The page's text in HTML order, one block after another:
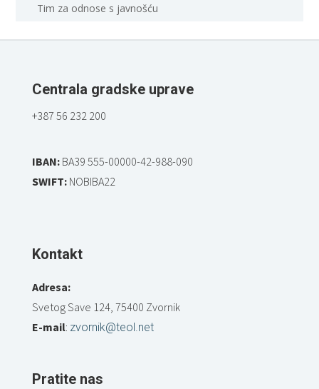
Tim za odnose s javnošću
Centrala gradske uprave
+387 56 232 200
IBAN:BA39 555-00000-42-988-090
SWIFT:NOBIBA22
Kontakt
Adresa:
Svetog Save 124, 75400 Zvornik
E-mail: zvornik@teol.net
Pratite nas